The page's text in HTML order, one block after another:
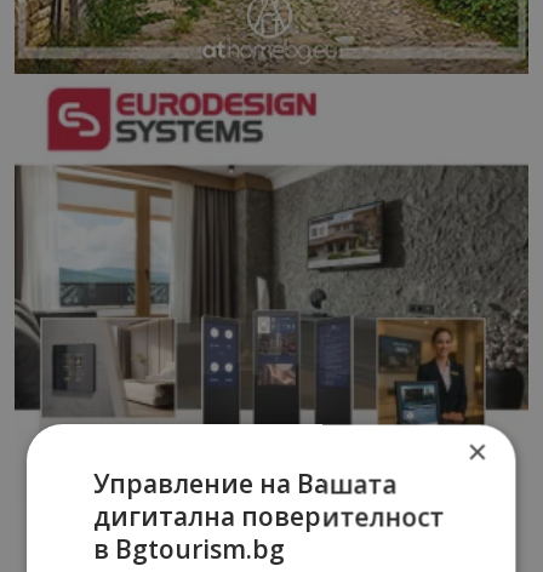
×
Управление на Вашата
дигитална поверителност
в Bgtourism.bg